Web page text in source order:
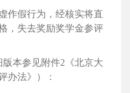
作假行为，经核实将直
，失去奖励奖学金参评
版本参见附件2《北京大
办法》）：